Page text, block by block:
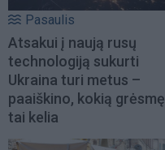
Pasaulis
Atsakui į naują rusų
technologiją sukurti
Ukraina turi metus –
paaiškino, kokią grėsmę
tai kelia